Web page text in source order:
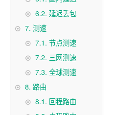
6.2. 延迟丢包
7. 测速
7.1. 节点测速
7.2. 三网测速
7.3. 全球测速
8. 路由
8.1. 回程路由